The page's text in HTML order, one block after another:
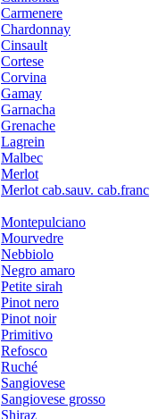
Carmenere
Chardonnay
Cinsault
Cortese
Corvina
Gamay
Garnacha
Grenache
Lagrein
Malbec
Merlot
Merlot cab.sauv. cab.franc
Montepulciano
Mourvedre
Nebbiolo
Negro amaro
Petite sirah
Pinot nero
Pinot noir
Primitivo
Refosco
Ruché
Sangiovese
Sangiovese grosso
Shiraz